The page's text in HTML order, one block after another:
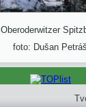
Oberoderwitzer
foto: Dušan Petráš